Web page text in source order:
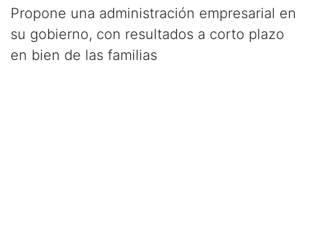
Propone una administración empresarial en
su gobierno, con resultados a corto plazo
en bien de las familias